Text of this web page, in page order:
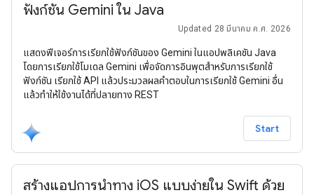
ฟังก์ชัน Gemini ใน Java
Updated 28 มีนาคม ค.ศ. 2026
แสดงฟีเจอร์การเรียกใช้ฟังก์ชันของ Gemini ในแอปพลิเคชัน Java
โดยการเรียกใช้โมเดล Gemini เพื่อจัดการอินพุตสำหรับการเรียกใช้
ฟังก์ชัน เรียกใช้ API แล้วประมวลผลคำตอบในการเรียกใช้ Gemini อื่น
แล้วทำให้ใช้งานได้ที่ปลายทาง REST
Start
สร้างแอปการนำทาง iOS แบบง่ายใน Swift ด้วย